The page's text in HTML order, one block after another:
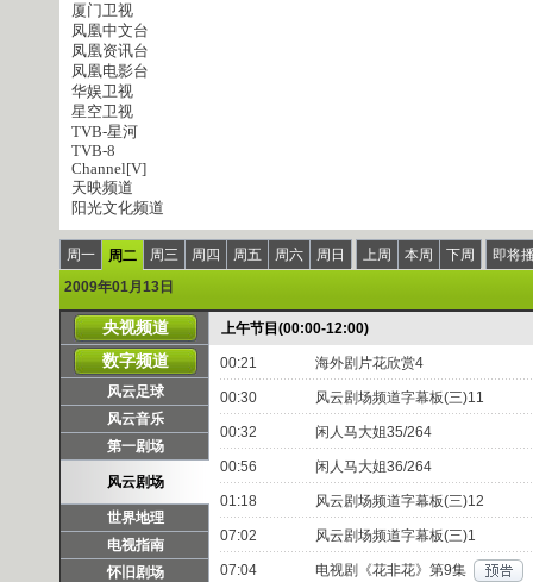
厦门卫视
凤凰中文台
凤凰资讯台
凤凰电影台
华娱卫视
星空卫视
TVB-星河
TVB-8
Channel[V]
天映频道
阳光文化频道
周一 周二 周三 周四 周五 周六 周日 上周 本周 下周
即将
2009年01月13日
央视频道
数字频道
风云足球
风云音乐
第一剧场
风云剧场
世界地理
电视指南
怀旧剧场
上午节目(00:00-12:00)
00:21 海外剧片花欣赏4
00:30 风云剧场频道字幕板(三)11
00:32 闲人马大姐35/264
00:56 闲人马大姐36/264
01:18 风云剧场频道字幕板(三)12
07:02 风云剧场频道字幕板(三)1
07:04 电视剧《花非花》第9集